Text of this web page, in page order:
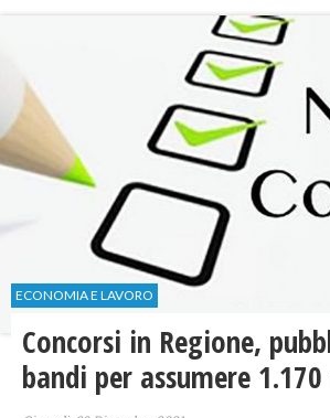
ECONOMIA E LAVORO
Concorsi in Regione,
bandi per assumere